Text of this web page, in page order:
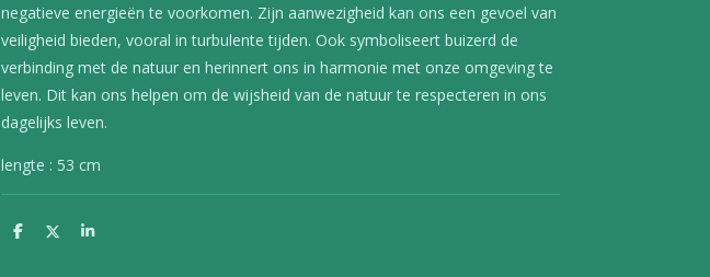
negatieve energieën te voorkomen. Zijn aanwezigheid kan ons een gevoel van
veiligheid bieden, vooral in turbulente tijden. Ook symboliseert buizerd de
verbinding met de natuur en herinnert ons in harmonie met onze omgeving te
leven. Dit kan ons helpen om de wijsheid van de natuur te respecteren in ons
dagelijks leven.
lengte : 53 cm
D
D
S